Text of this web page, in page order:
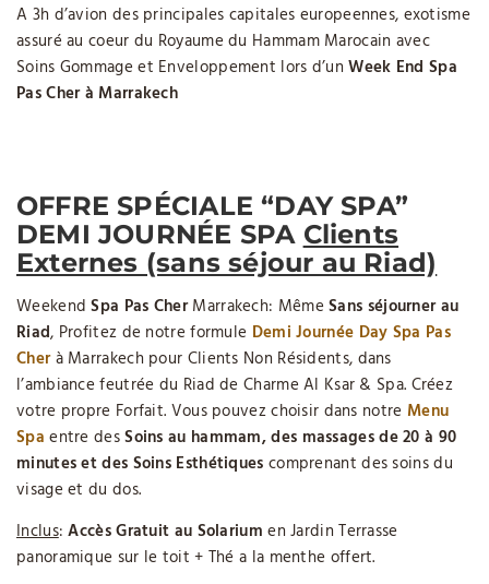
A 3h d’avion des principales capitales europeennes, exotisme
assuré au coeur du Royaume du Hammam Marocain avec
Soins Gommage et Enveloppement lors d’unWeek End Spa
Pas Cher à Marrakech
OFFRE SPÉCIALE “DAY SPA”
DEMI JOURNÉE SPA Clients
Externes (sans séjour au Riad)
Weekend Spa Pas CherMarrakech: MêmeSans séjourner au
Riad, Profitez de notre formule Demi Journée Day Spa Pas
Cherà Marrakech pour Clients Non Résidents, dans
l’ambiance feutrée du Riad de Charme Al Ksar & Spa. Créez
votre propre Forfait. Vous pouvez choisir dans notre Menu
Spa entre desSoins au hammam, des massages de 20 à 90
minutes et des Soins Esthétiques comprenant des soins du
visage et du dos.
Inclus:Accès Gratuit au Solarium en Jardin Terrasse
panoramique sur le toit + Thé a la menthe offert.